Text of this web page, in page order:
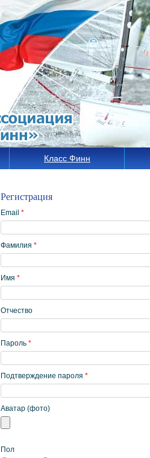
Класс Финн
Регистрация
Email *
Фамилия *
Имя *
Отчество
Пароль *
Подтверждение пароля *
Аватар (фото)
Пол